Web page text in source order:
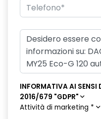
INFORMATIVA AI SENSI
2016/679 "GDPR"
Attività di marketing *